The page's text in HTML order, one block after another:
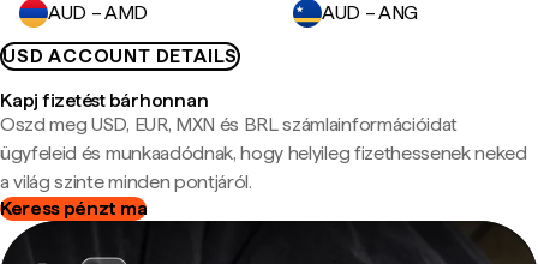
AUD – AMD
AUD – ANG
USD ACCOUNT DETAILS
Kapj fizetést bárhonnan
Oszd meg USD, EUR, MXN és BRL számlainformációidat
ügyfeleid és munkaadódnak, hogy helyileg fizethessenek neked
a világ szinte minden pontjáról.
Keress pénzt ma